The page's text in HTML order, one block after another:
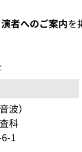
者へのご案内を
）
科
1